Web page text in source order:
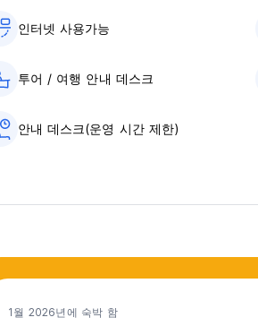
인터넷 사용가능
투어 / 여행 안내 데스크
안내 데스크(운영 시간 제한)
1월 2026년에 숙박 함